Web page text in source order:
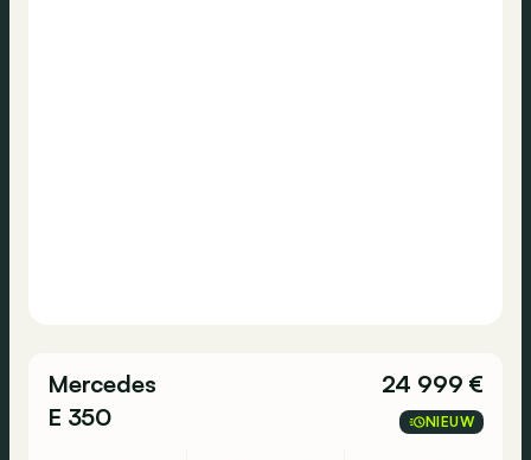
Mercedes
E 350
24 999 €
NIEUW